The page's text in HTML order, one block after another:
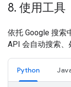
8. 使用工具
依托 Google 搜索
API 会自动搜索、
Python